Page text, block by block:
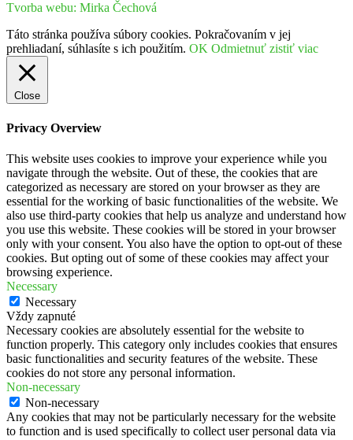
Tvorba webu: Mirka Čechová
Táto stránka používa súbory cookies. Pokračovaním v jej
prehliadaní, súhlasíte s ich použitím. OK Odmietnuť zistiť viac
Close
Privacy Overview
This website uses cookies to improve your experience while you
navigate through the website. Out of these, the cookies that are
categorized as necessary are stored on your browser as they are
essential for the working of basic functionalities of the website. We
also use third-party cookies that help us analyze and understand how
you use this website. These cookies will be stored in your browser
only with your consent. You also have the option to opt-out of these
cookies. But opting out of some of these cookies may affect your
browsing experience.
Necessary
Necessary
Vždy zapnuté
Necessary cookies are absolutely essential for the website to
function properly. This category only includes cookies that ensures
basic functionalities and security features of the website. These
cookies do not store any personal information.
Non-necessary
Non-necessary
Any cookies that may not be particularly necessary for the website
to function and is used specifically to collect user personal data via